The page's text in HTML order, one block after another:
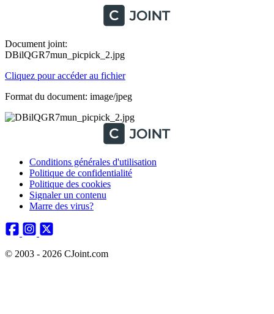
Document joint:
DBilQGR7mun_picpick_2.jpg
Cliquez pour accéder au fichier
Format du document: image/jpeg
Conditions générales d'utilisation
Politique de confidentialité
Politique des cookies
Signaler un contenu
Marre des virus?
© 2003 - 2026 CJoint.com